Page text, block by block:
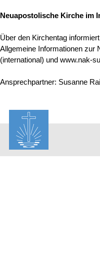
Neuapostolische Kirche im
Über den Kirchentag
Allgemeine Informationen zur
(international) und www.nak-
Ansprechpartner: Susanne